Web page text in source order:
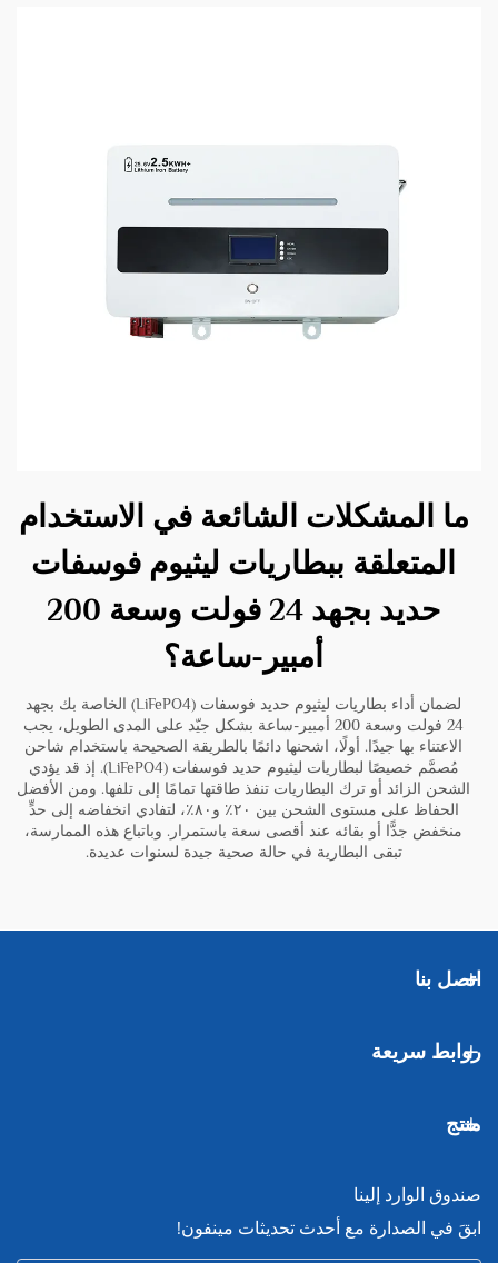
ما المشكلات الشائعة في الاستخدام
المتعلقة ببطاريات ليثيوم فوسفات
حديد بجهد 24 فولت وسعة 200
أمبير-ساعة؟
لضمان أداء بطاريات ليثيوم حديد فوسفات (LiFePO4) الخاصة بك بجهد
24 فولت وسعة 200 أمبير-ساعة بشكل جيّد على المدى الطويل، يجب
الاعتناء بها جيدًا. أولًا، اشحنها دائمًا بالطريقة الصحيحة باستخدام شاحن
مُصمَّم خصيصًا لبطاريات ليثيوم حديد فوسفات (LiFePO4). إذ قد يؤدي
الشحن الزائد أو ترك البطاريات تنفذ طاقتها تمامًا إلى تلفها. ومن الأفضل
الحفاظ على مستوى الشحن بين ٢٠٪ و٨٠٪، لتفادي انخفاضه إلى حدٍّ
منخفض جدًّا أو بقائه عند أقصى سعة باستمرار. وباتباع هذه الممارسة،
تبقى البطارية في حالة صحية جيدة لسنوات عديدة.
اتصل بنا
روابط سريعة
منتج
صندوق الوارد إلينا
ابقَ في الصدارة مع أحدث تحديثات مينفون!